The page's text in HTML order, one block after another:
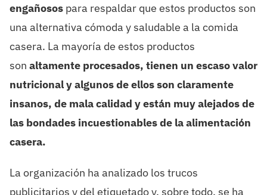
engañosos para respaldar que estos productos son
una alternativa cómoda y saludable a la comida
casera. La mayoría de estos productos
son altamente procesados, tienen un escaso valor
nutricional y algunos de ellos son claramente
insanos, de mala calidad y están muy alejados de
las bondades incuestionables de la alimentación
casera.
La organización ha analizado los trucos
publicitarios y del etiquetado y, sobre todo, se ha